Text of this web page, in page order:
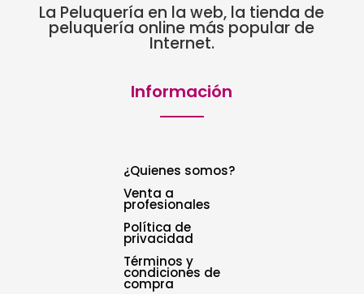
La Peluquería en la web, la tienda de
peluquería online más popular de
Internet.
Información
¿Quienes somos?
Venta a
profesionales
Política de
privacidad
Términos y
condiciones de
compra